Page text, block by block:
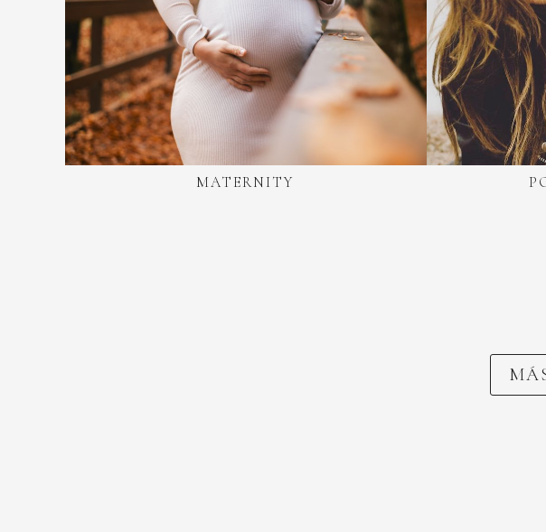
MATERNITY